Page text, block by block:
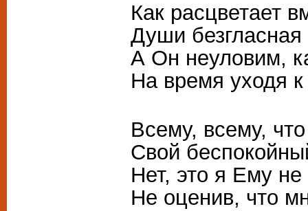
Как расцветает
Души безгласная
А Он неуловим,
На время уходя
Всему, всему,
Свой
Нет, это я Ему не
Не оценив, что